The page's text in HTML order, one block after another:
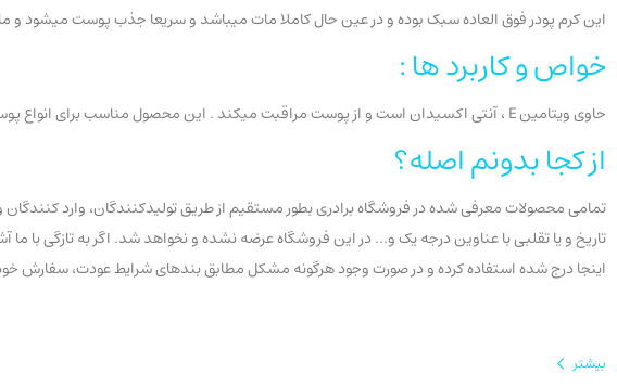
این کرم پودر فوق العاده سبک بوده و در عین حال کاملا مات میباشد و سریعا جذب پوست میشود
خواص و کاربرد ها :
حاوی ویتامین E ، آنتی اکسیدان است و از پوست مراقبت میکند . این محصول مناسب برای انواع پوست میباشد.
از کجا بدونم اصله؟
تمامی محصولات معرفی شده در فروشگاه برادری بطور مستقیم از طریق تولیدکنندگان، وارد
اینجا درج شده استفاده کرده و در صورت وجود هرگونه مشکل مطابق بندهای شرایط عودت، سفارش خود را عودت داده و
بیشتر